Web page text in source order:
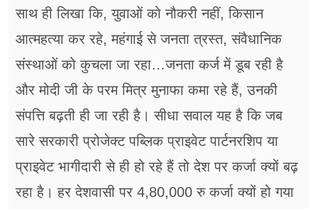
साथ ही लिखा कि, युवाओं को नौकरी नहीं, किसान
आत्महत्या कर रहे, महंगाई से जनता त्रस्त, संवैधानिक
संस्थाओं को कुचला जा रहा…जनता कर्ज में डूब रही है
और मोदी जी के परम मित्र मुनाफा कमा रहे हैं, उनकी
संपत्ति बढ़ती ही जा रही है। सीधा सवाल यह है कि जब
सारे सरकारी प्रोजेक्ट पब्लिक प्राइवेट पार्टनरशिप या
प्राइवेट भागीदारी से ही हो रहे हैं तो देश पर कर्जा क्यों बढ़
रहा है। हर देशवासी पर 4,80,000 रु कर्जा क्यों हो गया